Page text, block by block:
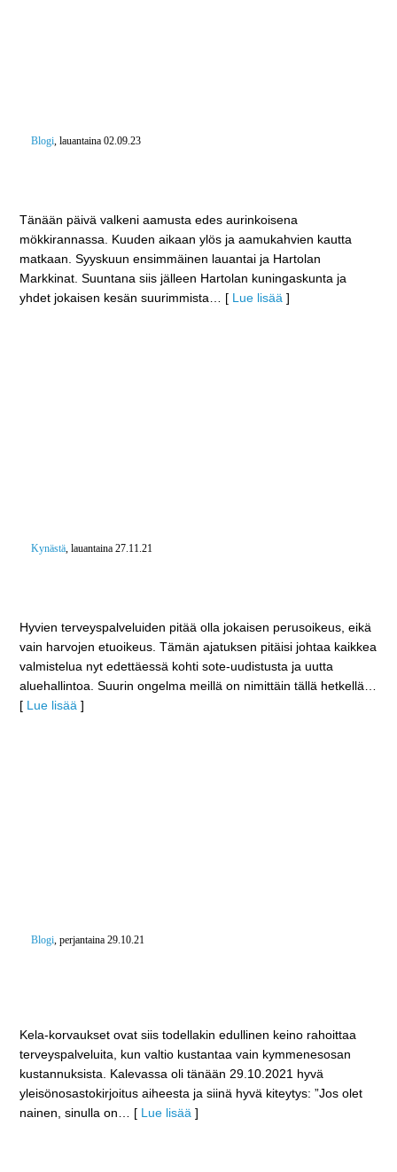
Blogi, lauantaina 02.09.23
Tänään päivä valkeni aamusta edes aurinkoisena
mökkirannassa. Kuuden aikaan ylös ja aamukahvien kautta
matkaan. Syyskuun ensimmäinen lauantai ja Hartolan
Markkinat. Suuntana siis jälleen Hartolan kuningaskunta ja
yhdet jokaisen kesän suurimmista … [ Lue lisää ]
Kynästä, lauantaina 27.11.21
Hyvien terveyspalveluiden pitää olla jokaisen perusoikeus, eikä
vain harvojen etuoikeus. Tämän ajatuksen pitäisi johtaa kaikkea
valmistelua nyt edettäessä kohti sote-uudistusta ja uutta
aluehallintoa. Suurin ongelma meillä on nimittäin tällä hetkellä
[ Lue lisää ]
Blogi, perjantaina 29.10.21
Kela-korvaukset ovat siis todellakin edullinen keino rahoittaa
terveyspalveluita, kun valtio kustantaa vain kymmenesosan
kustannuksista. Kalevassa oli tänään 29.10.2021 hyvä
yleisönosastokirjoitus aiheesta ja siinä hyvä kiteytys: ”Jos olet
nainen, sinulla on … [ Lue lisää ]